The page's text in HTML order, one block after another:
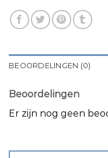
BEOORDELINGEN (0)
Beoordelingen
Er zijn nog geen